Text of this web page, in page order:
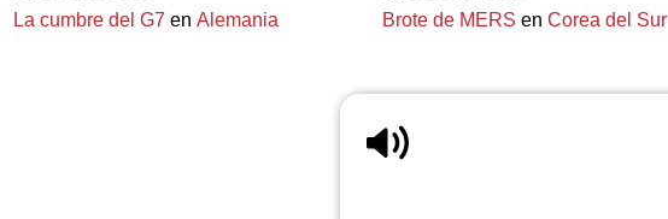
La cumbre del G7 enAlemania
Brote de MERS en Corea del Sur